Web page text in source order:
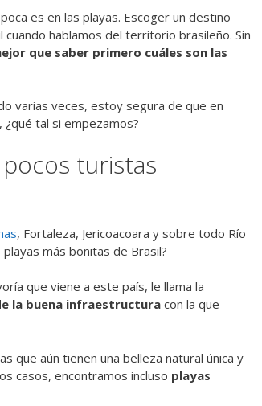
es en las playas. Escoger un destino
hablamos del territorio brasileño. Sin
que saber primero cuáles son las
varias veces, estoy segura de que en
¿qué tal si empezamos?
turistas
, Fortaleza, Jericoacoara y sobre todo Río
más bonitas de Brasil?
que viene a este país, le llama la
la buena infraestructura con la que
que aún tienen una belleza natural única y
casos, encontramos incluso playas